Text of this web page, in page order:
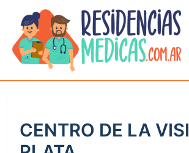
contenido
CENTRO DE LA